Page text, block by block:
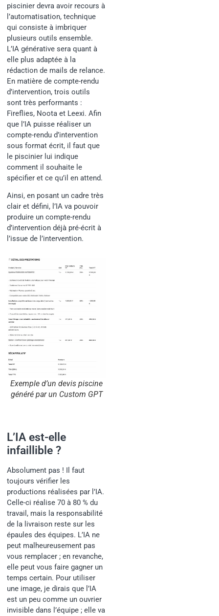
piscinier devra avoir recours à
l’automatisation, technique
qui consiste à imbriquer
plusieurs outils ensemble.
L’IA générative sera quant à
elle plus adaptée à la
rédaction de mails de relance.
En matière de compte-rendu
d’intervention, trois outils
sont très performants :
Fireflies, Noota et Leexi. Afin
que l’IA puisse réaliser un
compte-rendu d’intervention
sous format écrit, il faut que
le piscinier lui indique
comment il souhaite le
spécifier et ce qu’il en attend.
Ainsi, en posant un cadre très
clair et défini, l’IA va pouvoir
produire un compte-rendu
d’intervention déjà pré-écrit à
l’issue de l’intervention.
Exemple d’un devis piscine
généré par un Custom GPT
L’IA est-elle
infaillible ?
Absolument pas ! Il faut
toujours vérifier les
productions réalisées par l’IA.
Celle-ci réalise 70 à 80 % du
travail, mais la responsabilité
de la livraison reste sur les
épaules des équipes. L’IA ne
peut malheureusement pas
vous remplacer ; en revanche,
elle peut vous faire gagner un
temps certain. Pour utiliser
une image, je dirais que l’IA
est un peu comme un ouvrier
invisible dans l’équipe ; elle va